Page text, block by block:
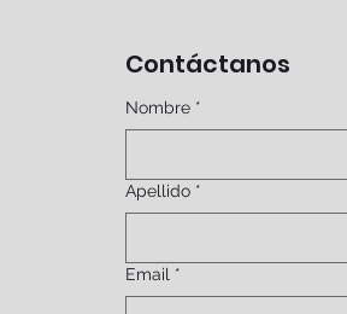
Contáctanos
Nombre *
Apellido *
Email *